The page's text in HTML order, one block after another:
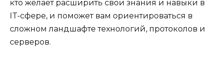
кто желает расширить свои знания и навыки в
IT-сфере, и поможет вам ориентироваться в
сложном ландшафте технологий, протоколов и
серверов.